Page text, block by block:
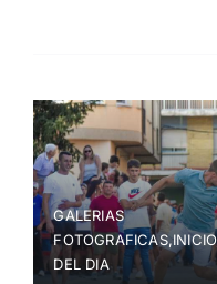
GALERIAS
DEL DIA